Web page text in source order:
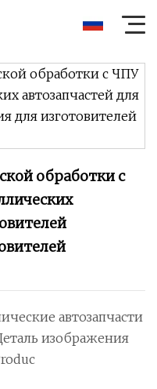
обработки с
автозапчасти
изображения